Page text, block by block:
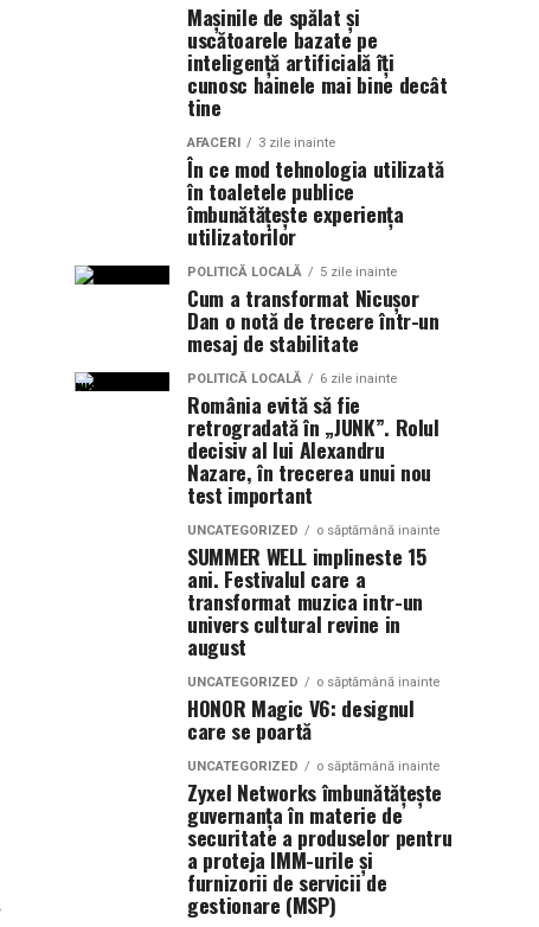
Mașinile de spălat și
uscătoarele bazate pe
inteligență artificială îți
cunosc hainele mai bine decât
tine
AFACERI 3 zile inainte
În ce mod tehnologia utilizată
în toaletele publice
îmbunătățește experiența
utilizatorilor
POLITICĂ LOCALĂ 5 zile inainte
Cum a transformat Nicușor
Dan o notă de trecere într-un
mesaj de stabilitate
POLITICĂ LOCALĂ 6 zile inainte
România evită să fie
retrogradată în „JUNK”. Rolul
decisiv al lui Alexandru
Nazare, în trecerea unui nou
test important
UNCATEGORIZED o săptămână inainte
SUMMER WELL implineste 15
ani. Festivalul care a
transformat muzica intr-un
univers cultural revine in
august
UNCATEGORIZED o săptămână inainte
HONOR Magic V6: designul
care se poartă
UNCATEGORIZED o săptămână inainte
Zyxel Networks îmbunătățește
guvernanța în materie de
securitate a produselor pentru
a proteja IMM-urile și
furnizorii de servicii de
gestionare (MSP)